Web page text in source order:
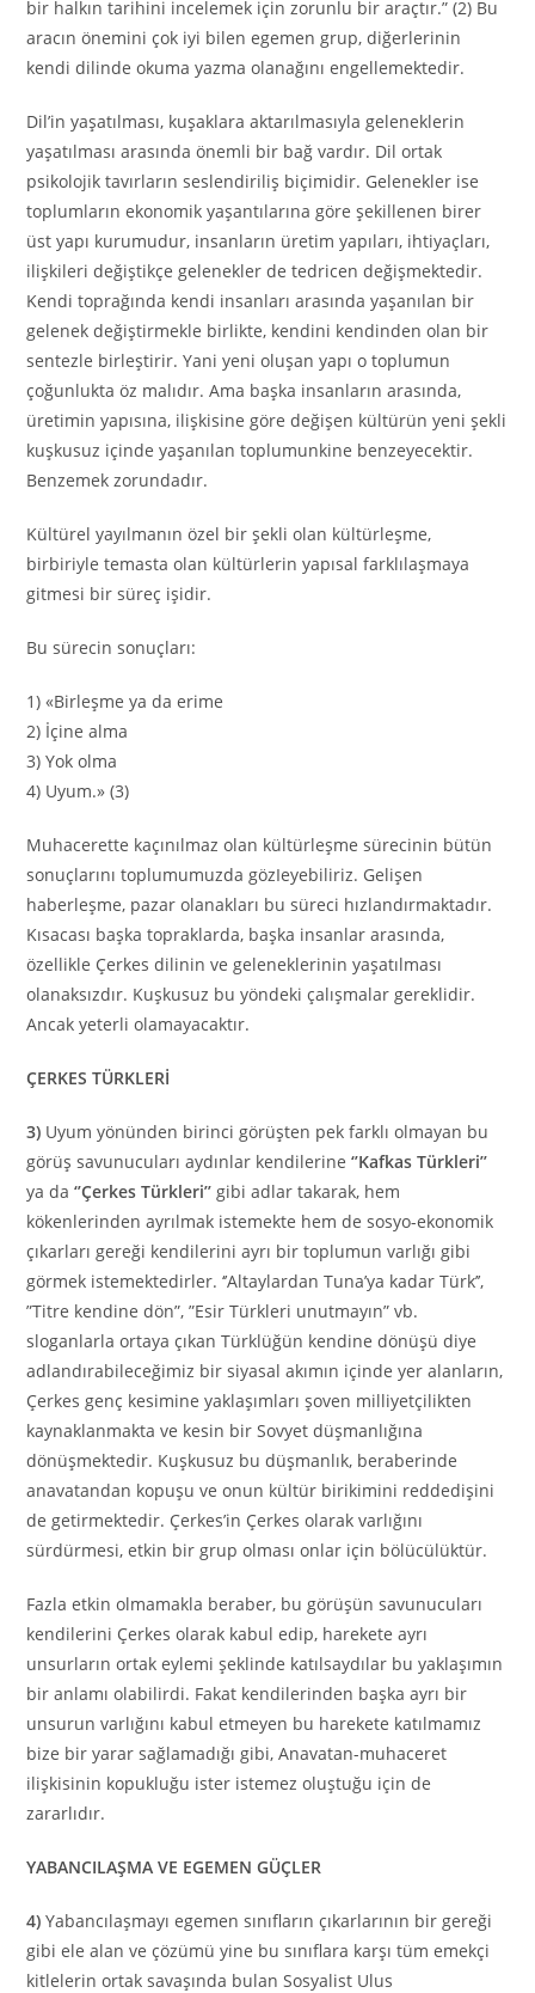
bir halkın tarihini incelemek için zorunlu bir araçtır.” (2) Bu
aracın önemini çok iyi bilen egemen grup, diğerlerinin
kendi dilinde okuma yazma olanağını engellemektedir.
Dil’in yaşatılması, kuşaklara aktarılmasıyla geleneklerin
yaşatılması arasında önemli bir bağ vardır. Dil ortak
psikolojik tavırların seslendiriliş biçimidir. Gelenekler ise
toplumların ekonomik yaşantılarına göre şekillenen birer
üst yapı kurumudur, insanların üretim yapıları, ihtiyaçları,
ilişkileri değiştikçe gelenekler de tedricen değişmektedir.
Kendi toprağında kendi insanları arasında yaşanılan bir
gelenek değiştirmekle birlikte, kendini kendinden olan bir
sentezle birleştirir. Yani yeni oluşan yapı o toplumun
çoğunlukta öz malıdır. Ama başka insanların arasında,
üretimin yapısına, ilişkisine göre değişen kültürün yeni şekli
kuşkusuz içinde yaşanılan toplumunkine benzeyecektir.
Benzemek zorundadır.
Kültürel yayılmanın özel bir şekli olan kültürleşme,
birbiriyle temasta olan kültürlerin yapısal farklılaşmaya
gitmesi bir süreç işidir.
Bu sürecin sonuçları:
1) «Birleşme ya da erime
2) İçine alma
3) Yok olma
4) Uyum.» (3)
Muhacerette kaçınılmaz olan kültürleşme sürecinin bütün
sonuçlarını toplumumuzda gözIeyebiliriz. Gelişen
haberleşme, pazar olanakları bu süreci hızlandırmaktadır.
Kısacası başka topraklarda, başka insanlar arasında,
özellikle Çerkes dilinin ve geleneklerinin yaşatılması
olanaksızdır. Kuşkusuz bu yöndeki çalışmalar gereklidir.
Ancak yeterli olamayacaktır.
ÇERKES TÜRKLERİ
3) Uyum yönünden birinci görüşten pek farklı olmayan bu
görüş savunucuları aydınlar kendilerine‘’Kafkas Türkleri’’
ya da‘’Çerkes Türkleri’’ gibi adlar takarak, hem
kökenlerinden ayrılmak istemekte hem de sosyo-ekonomik
çıkarları gereği kendilerini ayrı bir toplumun varlığı gibi
görmek istemektedirler. ‘’Altaylardan Tuna’ya kadar Türk’’,
”Titre kendine dön”, ”Esir Türkleri unutmayın” vb.
sloganlarla ortaya çıkan Türklüğün kendine dönüşü diye
adlandırabileceğimiz bir siyasal akımın içinde yer alanların,
Çerkes genç kesimine yaklaşımları şoven milliyetçilikten
kaynaklanmakta ve kesin bir Sovyet düşmanlığına
dönüşmektedir. Kuşkusuz bu düşmanlık, beraberinde
anavatandan kopuşu ve onun kültür birikimini reddedişini
de getirmektedir. Çerkes’in Çerkes olarak varlığını
sürdürmesi, etkin bir grup olması onlar için bölücülüktür.
Fazla etkin olmamakla beraber, bu görüşün savunucuları
kendilerini Çerkes olarak kabul edip, harekete ayrı
unsurların ortak eylemi şeklinde katılsaydılar bu yaklaşımın
bir anlamı olabilirdi. Fakat kendilerinden başka ayrı bir
unsurun varlığını kabul etmeyen bu harekete katılmamız
bize bir yarar sağlamadığı gibi, Anavatan-muhaceret
ilişkisinin kopukluğu ister istemez oluştuğu için de
zararlıdır.
YABANCILAŞMA VE EGEMEN GÜÇLER
4)Yabancılaşmayı egemen sınıfların çıkarlarının bir gereği
gibi ele alan ve çözümü yine bu sınıflara karşı tüm emekçi
kitlelerin ortak savaşında bulan Sosyalist Ulus